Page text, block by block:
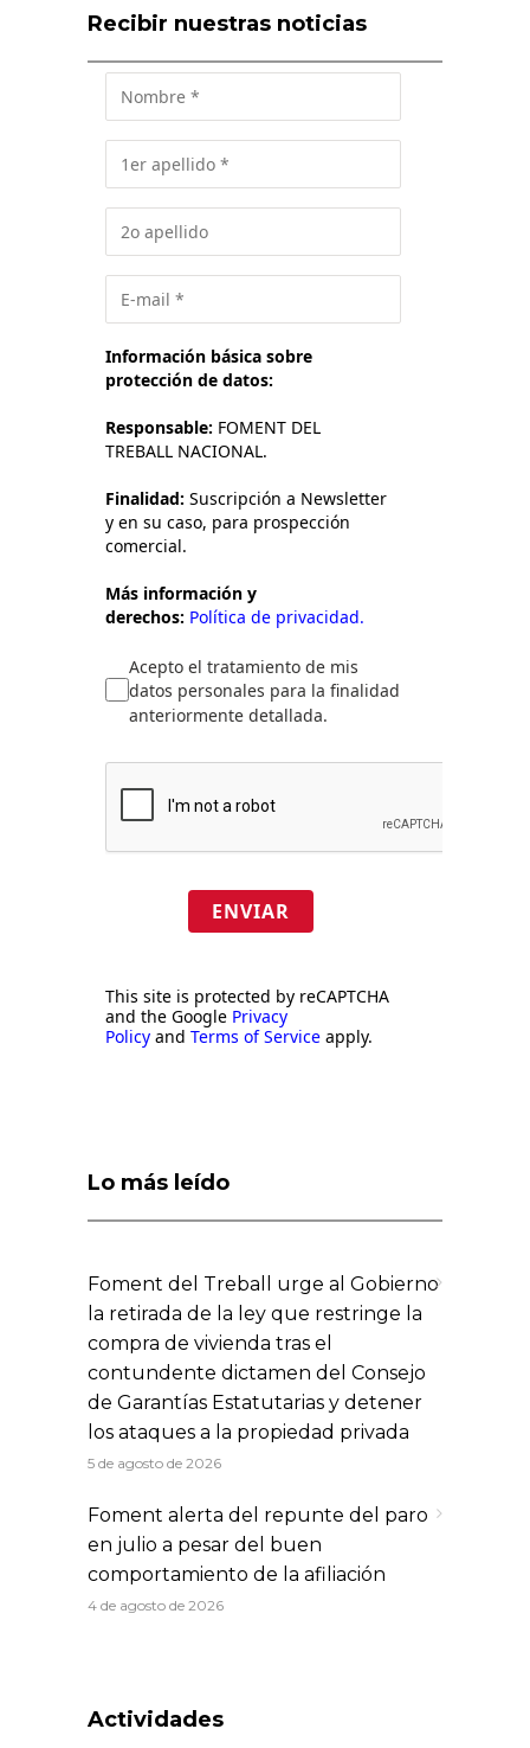
Recibir nuestras noticias
Información básica sobre
protección de datos:
Responsable: FOMENT DEL
TREBALL NACIONAL.
Finalidad: Suscripción a Newsletter
y en su caso, para prospección
comercial.
Más información y
derechos: Política de privacidad.
Acepto el tratamiento de mis
datos personales para la finalidad
anteriormente detallada.
ENVIAR
This site is protected by reCAPTCHA
and the Google Privacy
Policy and Terms of Service apply.
Lo más leído
Foment del Treball urge al Gobierno
la retirada de la ley que restringe la
compra de vivienda tras el
contundente dictamen del Consejo
de Garantías Estatutarias y detener
los ataques a la propiedad privada
5 de agosto de 2026
Foment alerta del repunte del paro
en julio a pesar del buen
comportamiento de la afiliación
4 de agosto de 2026
Actividades